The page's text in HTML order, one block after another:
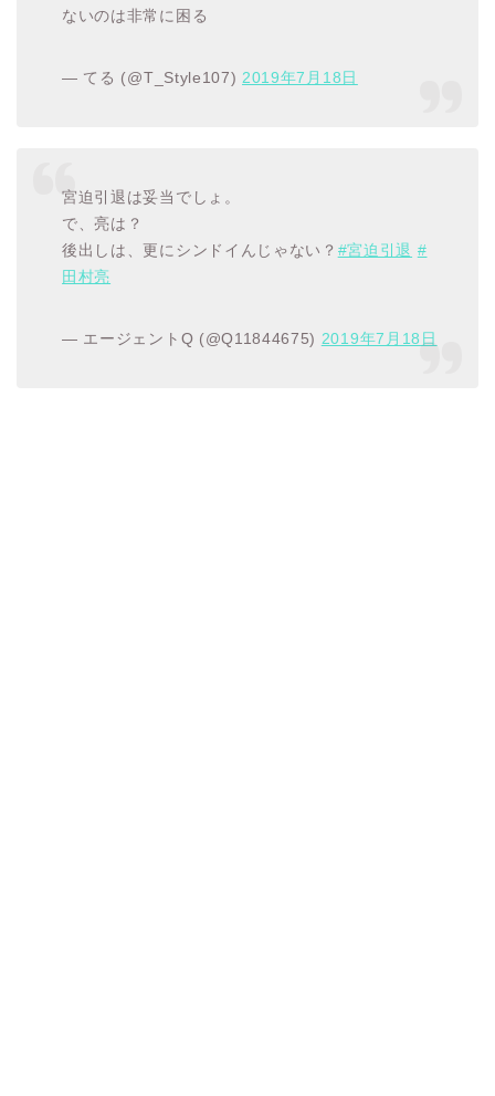
ないのは非常に困る
— てる (@T_Style107)2019年7月18日
宮迫引退は妥当でしょ。
で、亮は？
後出しは、更にシンドイんじゃない？ #宮迫引退 #
田村亮
— エージェントQ (@Q11844675) 2019年7月18日